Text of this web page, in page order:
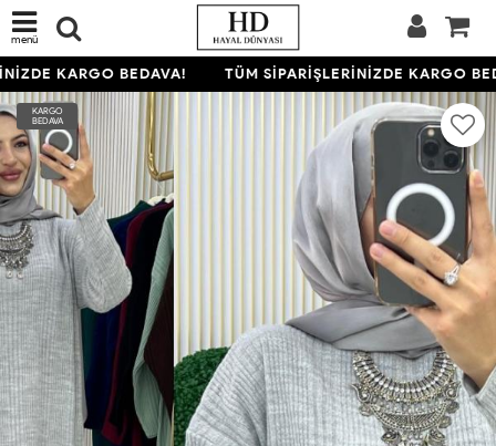
menü
KARGO BEDAVA! TÜM SİPARİŞLERİNİZDE KARGO
KARGO
BEDAVA